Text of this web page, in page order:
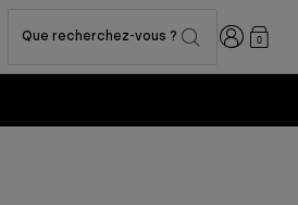
Que recherchez-vous ? Connexion
0